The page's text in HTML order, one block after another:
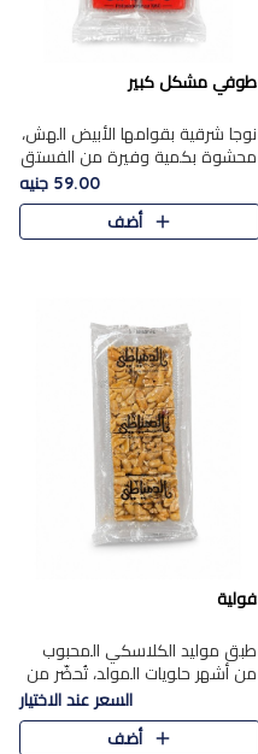
طوفي مشكل كبير
نوجا شرقية بقوامها الأبيض الهش،
محشوة بكمية وفيرة من الفستق
الفاخر لتمنحك نكهة غنية وقرمشة
مميزة في كل قطعة، لتجربة تجمع
بين الفخامة والمذاق..
59.00 جنيه
أضف
فولية
طبق موليد الكلاسكي المحبوب
من أشهر حلويات المولد، تُحضّر من
فول سوداني محمص بعناية
ومغلف بطبقة رقيقة من السكر
المكرمل، لتمنحك قرمشة أصيلة
السعر عند الاختيار
أضف